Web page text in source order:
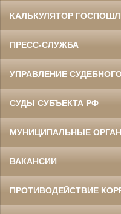
КАЛЬКУЛЯТОР
ПРЕСС-СЛУЖБА
УПРАВЛЕНИЕ
СУДЫ СУБЪЕКТА РФ
МУНИЦИПАЛЬНЫЕ
ВАКАНСИИ
ПРОТИВОДЕЙСТВИЕ